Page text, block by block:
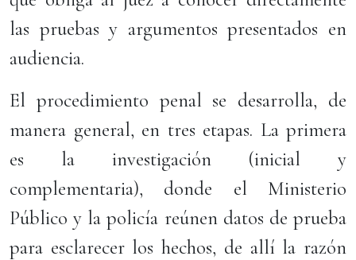
las pruebas y argumentos presentados en
audiencia.
El procedimiento penal se desarrolla, de
manera general, en tres etapas. La primera
es la investigación (inicial y
complementaria), donde el Ministerio
Público y la policía reúnen datos de prueba
para esclarecer los hechos, de allí la razón